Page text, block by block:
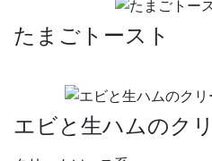
たまごトースト
エビと生ハムのク